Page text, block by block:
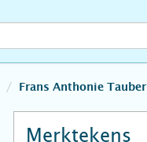
Frans Anthonie Tauber
Merktekens